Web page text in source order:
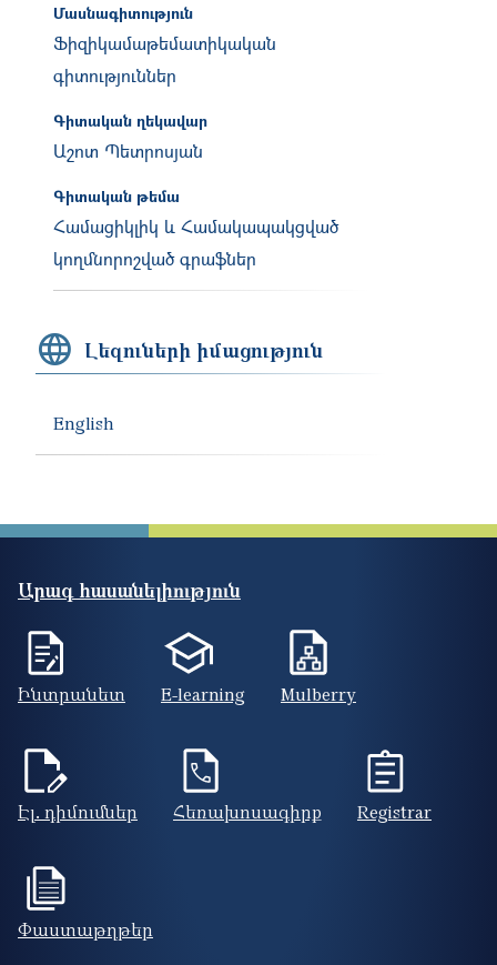
Մասնագիտություն
Ֆիզիկամաթեմատիկական
գիտություններ
Գիտական ղեկավար
Աշոտ Պետրոսյան
Գիտական թեմա
Համացիկլիկ և Համակապակցված
կողմնորոշված գրաֆներ
Լեզուների իմացություն
English
Արագ հասանելիություն
Ինտրանետ E-learning Mulberry
Էլ. դիմումներ Հեռախոսագիրք Registrar
Փաստաթղթեր